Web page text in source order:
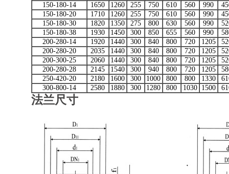
150-180-14
1650 1260 255 750 610 560 990
150-180-20
1710 1260 255 750 610 560 990
150-180-30
1820 1350 275 800 630 560 990
150-180-38
1930 1450 300 850 655 560 990
200-280-14
1920 1440 300 840 800 720 1205
200-280-20
2035 1440 300 840 800 720 1205
200-300-25
2060 1440 300 840 800 720 1205
200-280-28
2145 1540 300 940 800 720 1205
250-420-20
2180 1600 300 1000 800 800 1330
300-800-14
2580 1880 300 1280 800 1030 1500
法兰尺寸